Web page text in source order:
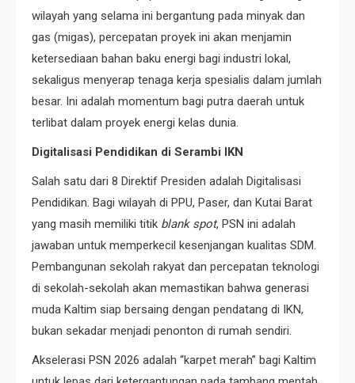
wilayah yang selama ini bergantung pada minyak dan
gas (migas), percepatan proyek ini akan menjamin
ketersediaan bahan baku energi bagi industri lokal,
sekaligus menyerap tenaga kerja spesialis dalam jumlah
besar. Ini adalah momentum bagi putra daerah untuk
terlibat dalam proyek energi kelas dunia.
Digitalisasi Pendidikan di Serambi IKN
Salah satu dari 8 Direktif Presiden adalah Digitalisasi
Pendidikan. Bagi wilayah di PPU, Paser, dan Kutai Barat
yang masih memiliki titik blank spot, PSN ini adalah
jawaban untuk memperkecil kesenjangan kualitas SDM.
Pembangunan sekolah rakyat dan percepatan teknologi
di sekolah-sekolah akan memastikan bahwa generasi
muda Kaltim siap bersaing dengan pendatang di IKN,
bukan sekadar menjadi penonton di rumah sendiri.
Akselerasi PSN 2026 adalah “karpet merah” bagi Kaltim